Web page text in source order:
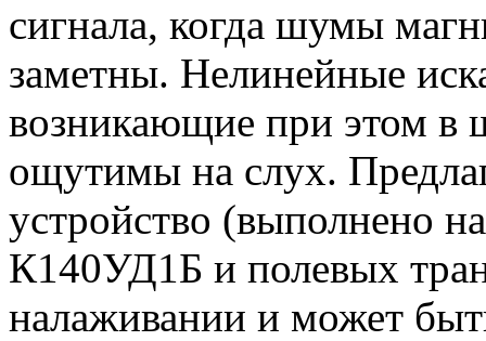
сигнала, когда шумы
заметны. Нелинейные
возникающие при этом в
ощутимы на слух.
устройство (выполнено
К140УД1Б и полевых
налаживании и может